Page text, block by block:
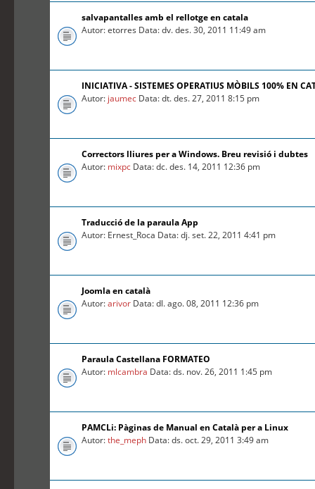
salvapantalles amb el rellotge en catala
Autor: etorres Data: dv. des. 30, 2011 11:49 am
INICIATIVA - SISTEMES OPERATIUS MÒBILS 100% EN
Autor: jaumec Data: dt. des. 27, 2011 8:15 pm
Correctors lliures per a Windows. Breu revisió i dubtes
Autor: mixpc Data: dc. des. 14, 2011 12:36 pm
Traducció de la paraula App
Autor: Ernest_Roca Data: dj. set. 22, 2011 4:41 pm
Joomla en català
Autor:arivor Data: dl. ago. 08, 2011 12:36 pm
Paraula Castellana FORMATEO
Autor: mlcambra Data: ds. nov. 26, 2011 1:45 pm
PAMCLi: Pàginas de Manual en Català per a Linux
Autor:the_meph Data: ds. oct. 29, 2011 3:49 am